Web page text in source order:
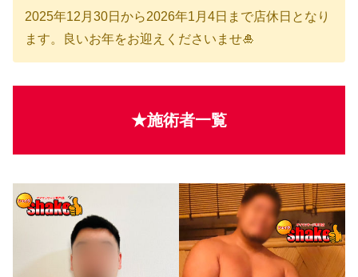
2025年12月30日から2026年1月4日まで店休日となり
ます。良いお年をお迎えくださいませ🎍
★施術者一覧